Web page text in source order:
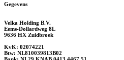
Gegevens
Velka Holding B.V.
Eems-Dollardweg 8L
9636 HX Zuidbroek
KvK: 02074221
Btw: NL810039813B02